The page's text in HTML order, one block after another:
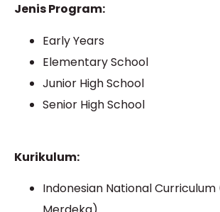
Jenis Program:
Early Years
Elementary School
Junior High School
Senior High School
Kurikulum:
Indonesian National Curriculum